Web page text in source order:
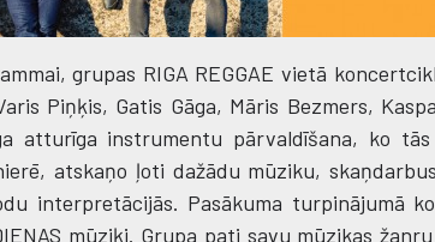
grupas RIGA REGGAE vietā
Piņķis, Gatis Gāga, Māris Bezmers,
atturīga instrumentu pārvaldīšana, ko
atskaņo ļoti dažādu mūziku,
interpretācijās. Pasākuma turpinājumā
mūziķi. Grupa pati savu mūzikas